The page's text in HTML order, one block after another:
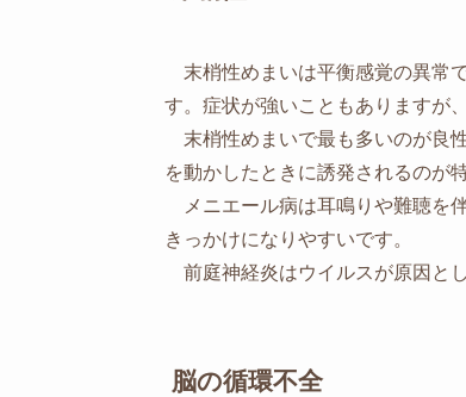
末梢性めまいは平衡感覚の異常
す。症状が強いこともありますが
末梢性めまいで最も多いのが良
を動かしたときに誘発されるのが
メニエール病は耳鳴りや難聴を
きっかけになりやすいです。
前庭神経炎はウイルスが原因と
脳の循環不全